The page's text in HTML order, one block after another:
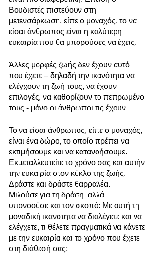
Βουδιστές πιστεύουν στη
μετενσάρκωση, είπε ο μοναχός, το να
είσαι άνθρωπος είναι η καλύτερη
ευκαιρία που θα μπορούσες να έχεις.
Άλλες μορφές ζωής δεν έχουν αυτό
που έχετε – δηλαδή την ικανότητα να
ελέγχουν τη ζωή τους, να έχουν
επιλογές, να καθορίζουν το πεπρωμένο
τους - μόνο οι άνθρωποι τις έχουν.
Το να είσαι άνθρωπος, είπε ο μοναχός,
είναι ένα δώρο, το οποίο πρέπει να
εκτιμήσουμε και να κατανοήσουμε.
Εκμεταλλευτείτε το χρόνο σας και αυτήν
την ευκαιρία στον κύκλο της ζωής.
Δράστε και δράστε θαρραλέα.
Μιλούσε για τη δράση, αλλά
υπονοούσε και τον σκοπό: Με αυτή τη
μοναδική ικανότητα να διαλέγετε και να
ελέγχετε, τι θέλετε πραγματικά να κάνετε
με την ευκαιρία και το χρόνο που έχετε
στη διάθεσή σας;